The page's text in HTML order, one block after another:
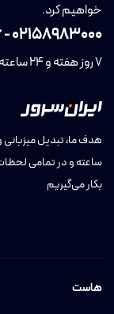
خواهیم کرد.
02158983000
-
7 روز هفته و 24 ساعته
ساعته و در تمامی
بکار می‌گیریم
هاست